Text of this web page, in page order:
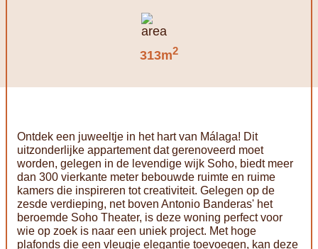
313m2
Ontdek een juweeltje in het hart van Málaga! Dit
uitzonderlijke appartement dat gerenoveerd moet
worden, gelegen in de levendige wijk Soho, biedt meer
dan 300 vierkante meter bebouwde ruimte en ruime
kamers die inspireren tot creativiteit. Gelegen op de
zesde verdieping, net boven Antonio Banderas' het
beroemde Soho Theater, is deze woning perfect voor
wie op zoek is naar een uniek project. Met hoge
plafonds die een vleugje elegantie toevoegen, kan deze